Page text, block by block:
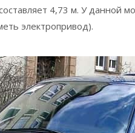
4,73 м. У данной
электропривод).